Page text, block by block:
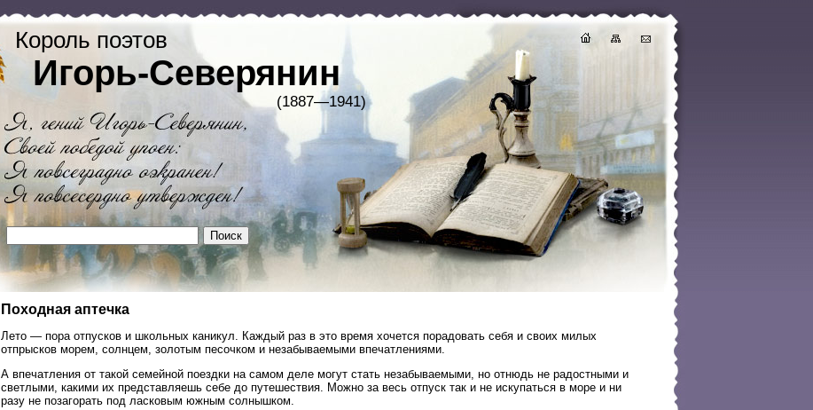
Король поэтов
Игорь-Северянин
(1887—1941)
Походная аптечка
Лето — пора отпусков и школьных каникул. Каждый раз в это время хочется порадовать себя и своих милых
отпрысков морем, солнцем, золотым песочком и незабываемыми впечатлениями.
А впечатления от такой семейной поездки на самом деле могут стать незабываемыми, но отнюдь не радостными и
светлыми, какими их представляешь себе до путешествия. Можно за весь отпуск так и не искупаться в море и ни
разу не позагорать под ласковым южным солнышком.